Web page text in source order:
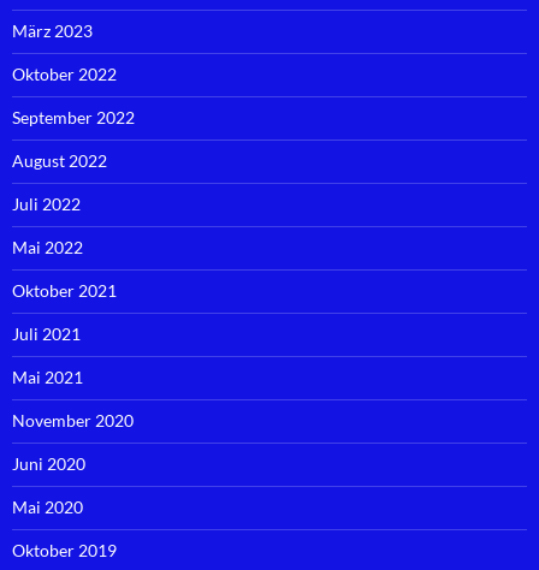
März 2023
Oktober 2022
September 2022
August 2022
Juli 2022
Mai 2022
Oktober 2021
Juli 2021
Mai 2021
November 2020
Juni 2020
Mai 2020
Oktober 2019